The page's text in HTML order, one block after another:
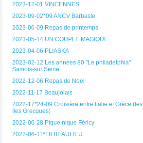
2023-12-01 VINCENNES
2023-09-02*09 ANCV Barbaste
2023-06-09 Repas de printemps
2023-05-14 UN COUPLE MAGIQUE
2023-04-06 PLIASKA
2023-02-12 Les années 80 "Le philadelphia"
Samois-sur Seine
2022-12-06 Repas de Noël
2022-11-17 Beaujolais
2022-17*24-09 Croisière entre Italie et Grèce (les
Iles Grecques)
2022-06-28 Pique nique Féricy
2022-06-11*18 BEAULIEU